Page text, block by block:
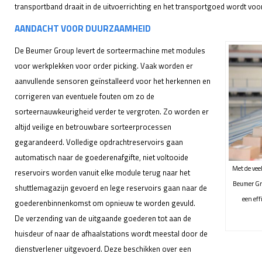
transportband draait in de uitvoerrichting en het transportgoed wordt
AANDACHT VOOR DUURZAAMHEID
Met de
Beumer
een
De Beumer Group levert de sorteermachine met modules
voor werkplekken voor order picking. Vaak worden er
aanvullende sensoren geïnstalleerd voor het herkennen en
corrigeren van eventuele fouten om zo de
sorteernauwkeurigheid verder te vergroten. Zo worden er
altijd veilige en betrouwbare sorteerprocessen
gegarandeerd. Volledige opdrachtreservoirs gaan
automatisch naar de goederenafgifte, niet voltooide
reservoirs worden vanuit elke module terug naar het
shuttlemagazijn gevoerd en lege reservoirs gaan naar de
goederenbinnenkomst om opnieuw te worden gevuld.
De verzending van de uitgaande goederen tot aan de
huisdeur of naar de afhaalstations wordt meestal door de
dienstverlener uitgevoerd. Deze beschikken over een